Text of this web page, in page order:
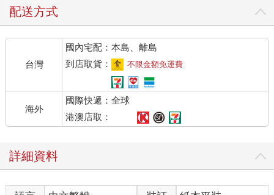
貌。以前自己的以為，只是一種偏激。
於是妳也才懂了，原來結婚誓詞裡的「無論是好、是壞，是富、
是窮，是健康、是疾病，直到死亡將兩人分開。」講的不是夫妻
應該要共患難，而是，夫妻之間該擁有的愛。因為唯有如此，才
能夠不離不棄。有愛，才不會輕易就背離。
也就像是，久病無孝子，道理其實換到愛情裡也是一樣。妳曾反
過來問過自己，若是自己，是否能夠堅持到最後？連妳自己都沒
有把握，又怎能指責他人。病痛不只是損耗了患者的健康，同時
遇到困難時一個人可以堅持多久，可以多久都不放棄，才是關
鍵。而這些，都跟多麼愛有關。
配送方式
台灣
國內宅配：本島、離島
到店取貨：
不限金額免運費
海外
國際快遞：全球
港澳店取：
詳細資料